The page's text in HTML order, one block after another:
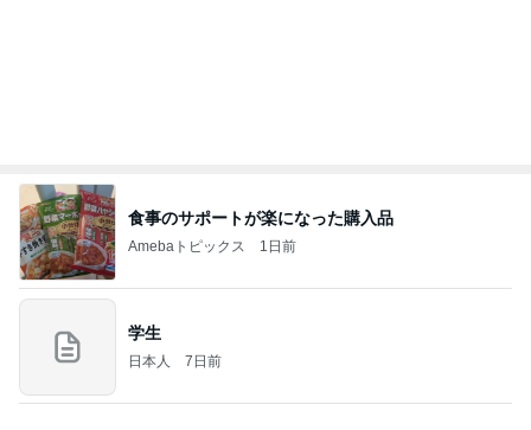
食事のサポートが楽になった購入品
Amebaトピックス 1日前
学生
日本人 7日前